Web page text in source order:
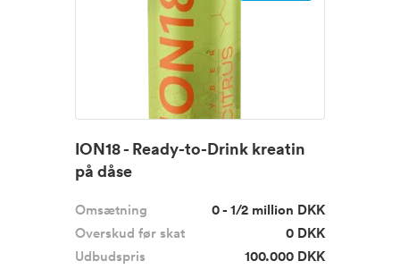
ION18 - Ready-to-Drink kreatin
på dåse
Omsætning
0 - 1/2 million DKK
Overskud før skat
0 DKK
Udbudspris
100.000 DKK